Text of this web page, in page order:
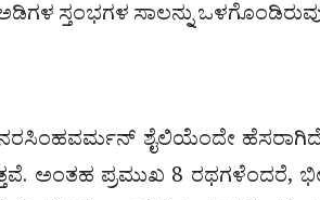
ಸ್ತಂಭಗಳ ಸಾಲನ್ನು
ಶೈಲಿಯೆಂದೇ
ಅಂತಹ ಪ್ರಮುಖ 8 ರಥಗಳೆಂದರೆ,